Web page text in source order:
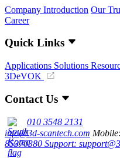
Company Introduction Our
Career
Quick Links
Applications Solutions
3DeVOK
Contact Us
010 3548 2131
info@3d-scantech.com Mobile:
85370380 Support: